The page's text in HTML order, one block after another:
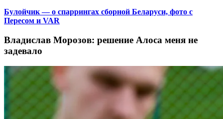
Булойчик — о спаррингах сборной Беларуси, фото с
Пересом и VAR
Владислав Морозов: решение Алоса меня не
задевало